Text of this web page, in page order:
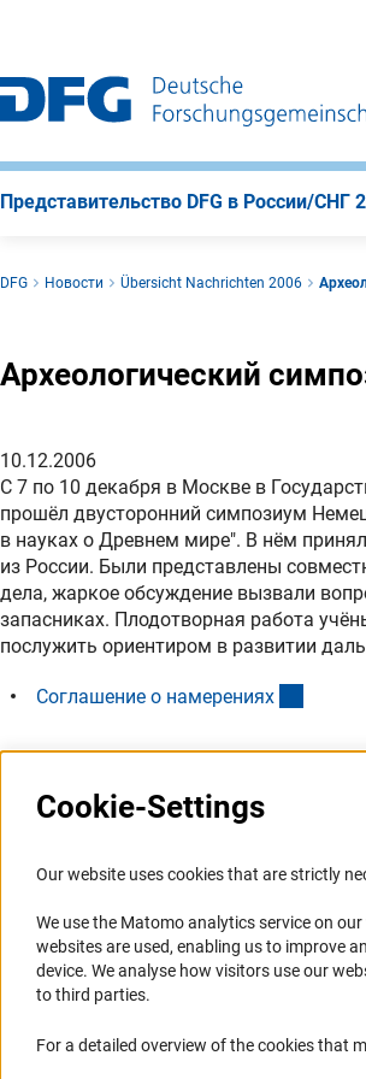
навигации
страницы
Представительство DFG в России/СНГ
DFG Новости Übersicht Nachrichten 2006
Археологический
10.12.2006
С 7 по 10 декабря в Москве в
прошёл двусторонний симпозиум
в науках о Древнем мире". В нём
из России. Были представлены
дела, жаркое обсуждение вызвали
запасниках. Плодотворная работа
послужить ориентиром в развитии
Соглашение о намерениях
Представительство
Представительство DFG в России/СНГ
История Представительства 2003 - 2022
Профиль
Cookie-Settings
Our website uses cookies that are strictly
We use the Matomo analytics service on
websites are used, enabling us to improve
device. We analyse how visitors use our
to third parties.
For a detailed overview of the cookies that